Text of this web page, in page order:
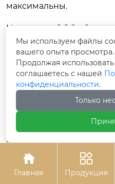
максимальны.
Например, ООО
мебель» демонстрирует
дизайн, разработка и
объединены в единый
элитными
отелями показывает,
минимализма
отделочных работ и
заказ. Когда мебель
ранней стадии, удается
как несовпадение

Главная

Продукция
Мы используем файлы
вашего опыта просмотра.
Продолжая использовать
соглашаетесь с нашей
конфиденциальности.
Только